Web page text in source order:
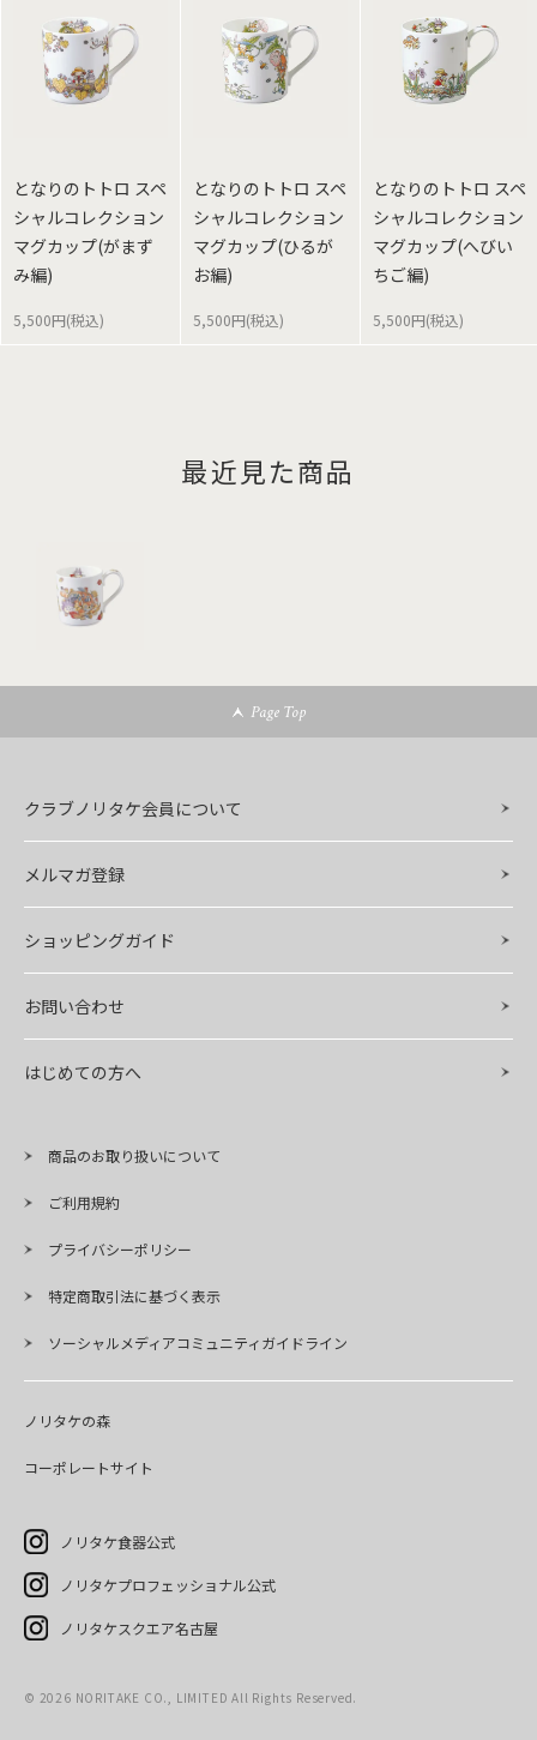
となりのトトロ スペ
シャルコレクション
マグカップ(がまず
み編)
5,500円(税込)
となりのトトロ スペ
シャルコレクション
マグカップ(ひるが
お編)
5,500円(税込)
となりのトトロ スペ
シャルコレクション
マグカップ(へびい
ちご編)
5,500円(税込)
最近見た商品
Page Top
クラブノリタケ会員について
メルマガ登録
ショッピングガイド
お問い合わせ
はじめての方へ
商品のお取り扱いについて
ご利用規約
プライバシーポリシー
特定商取引法に基づく表示
ソーシャルメディアコミュニティガイドライン
ノリタケの森
コーポレートサイト
ノリタケ食器公式
ノリタケプロフェッショナル公式
ノリタケスクエア名古屋
© 2026 NORITAKE CO., LIMITED All Rights Reserved.